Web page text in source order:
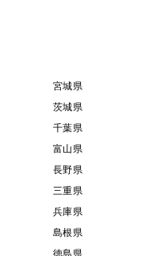
宮城県
茨城県
千葉県
富山県
長野県
三重県
兵庫県
島根県
徳島県